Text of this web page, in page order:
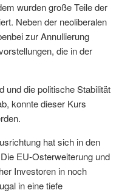
wurden große Teile der
Neben der neoliberalen
zur Annullierung
die in der
und die politische Stabilität
konnte dieser Kurs
hat sich in den
EU-Osterweiterung und
Investoren in noch
in eine tiefe